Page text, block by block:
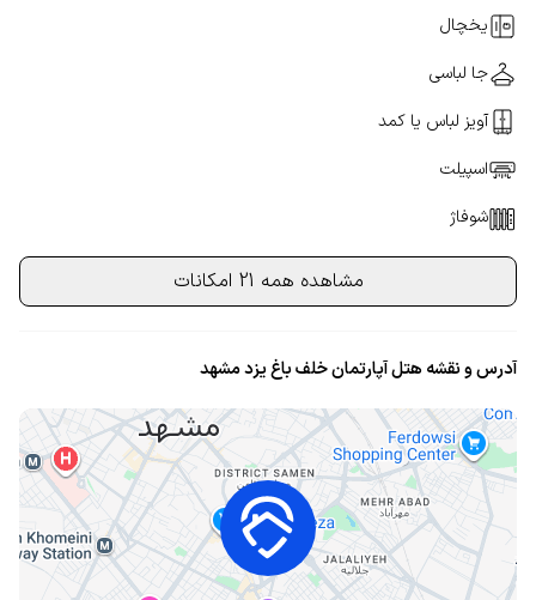
یخچال
جا لباسی
آویز لباس یا کمد
اسپیلت
شوفاژ
مشاهده همه 21 امکانات
آدرس و نقشه هتل آپارتمان خلف باغ یزد مشهد